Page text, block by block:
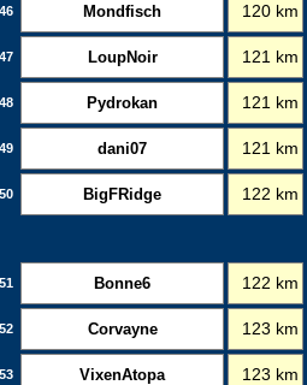
46 Mondfisch 120 km
47 LoupNoir 121 km
48 Pydrokan 121 km
49 dani07 121 km
50 BigFRidge 122 km
51 Bonne6 122 km
52 Corvayne 123 km
53 VixenAtopa 123 km